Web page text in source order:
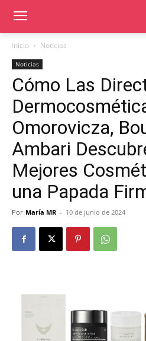
Inicio Noticias
Noticias
Cómo Las
Omorovicza,
Ambari
Mejores
una Papada
Por María MR - 10 de junio de 2024